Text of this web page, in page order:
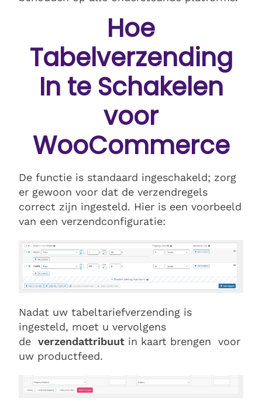
Hoe
Tabelverzending
In te Schakelen
voor
WooCommerce
De functie is standaard ingeschakeld; zorg
er gewoon voor dat de verzendregels
correct zijn ingesteld. Hier is een voorbeeld
van een verzendconfiguratie:
Nadat uw tabeltariefverzending is
ingesteld, moet u vervolgens
de verzendattribuut in kaart brengen
voor
uw productfeed.